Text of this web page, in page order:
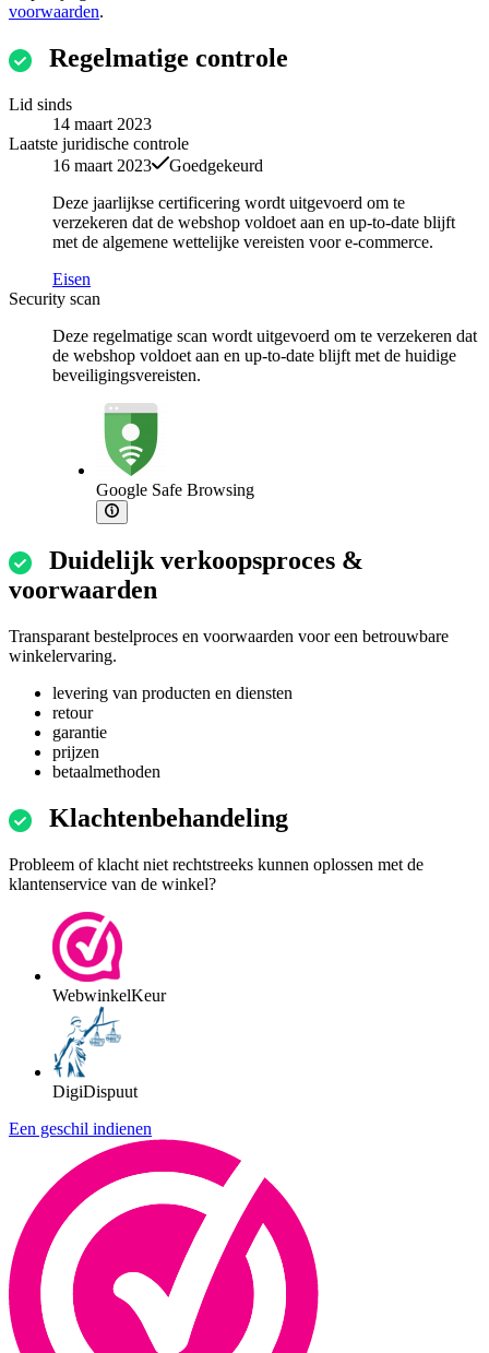
voorwaarden.
Regelmatige controle
Lid sinds
14 maart 2023
Laatste juridische controle
16 maart 2023
Goedgekeurd
Deze jaarlijkse certificering wordt uitgevoerd om te
verzekeren dat de webshop voldoet aan en up-to-date blijft
met de algemene wettelijke vereisten voor e-commerce.
Eisen
Security scan
Deze regelmatige scan wordt uitgevoerd om te verzekeren dat
de webshop voldoet aan en up-to-date blijft met de huidige
beveiligingsvereisten.
Google Safe Browsing
Duidelijk verkoopsproces &
voorwaarden
Transparant bestelproces en voorwaarden voor een betrouwbare
winkelervaring.
levering van producten en diensten
retour
garantie
prijzen
betaalmethoden
Klachtenbehandeling
Probleem of klacht niet rechtstreeks kunnen oplossen met de
klantenservice van de winkel?
WebwinkelKeur
DigiDispuut
Een geschil indienen